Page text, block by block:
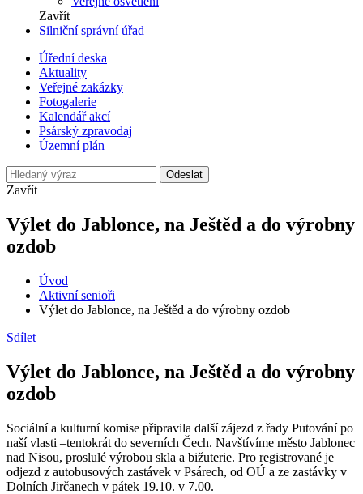
Zavřít
Silniční správní úřad
Úřední deska
Aktuality
Veřejné zakázky
Fotogalerie
Kalendář akcí
Psárský zpravodaj
Územní plán
Odeslat
Zavřít
Výlet do Jablonce, na Ještěd a do výrobny
ozdob
Úvod
Aktivní senioři
Výlet do Jablonce, na Ještěd a do výrobny ozdob
Sdílet
Výlet do Jablonce, na Ještěd a do výrobny
ozdob
Sociální a kulturní komise připravila další zájezd z řady Putování po
naší vlasti –tentokrát do severních Čech. Navštívíme město Jablonec
nad Nisou, proslulé výrobou skla a bižuterie. Pro registrované je
odjezd z autobusových zastávek v Psárech, od OÚ a ze zastávky v
Dolních Jirčanech v pátek 19.10. v 7.00.